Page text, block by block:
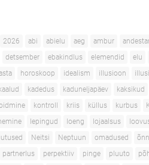
2026 abi abielu aeg ambur
detsember ebakindlus elemendid elu
horoskoop idealism illusioon
kadedus kaduneljapäev kaksikud
kontroll kriis küllus kurbus
lepingud loeng lojaalsus
Neitsi Neptuun omadused õnn
partnerlus perpektiiv pinge pluuto